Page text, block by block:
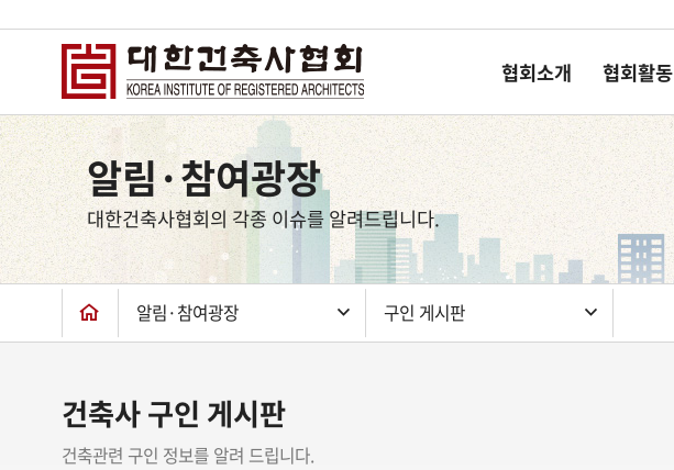
협회소개 협회활동
상
단
컨
텐
츠
하
단
알림·참여광장
대한건축사협회의 각종 이슈를 알려드립니다.
알림·참여광장 구인 게시판
건축사 구인 게시판
건축관련 구인 정보를 알려 드립니다.